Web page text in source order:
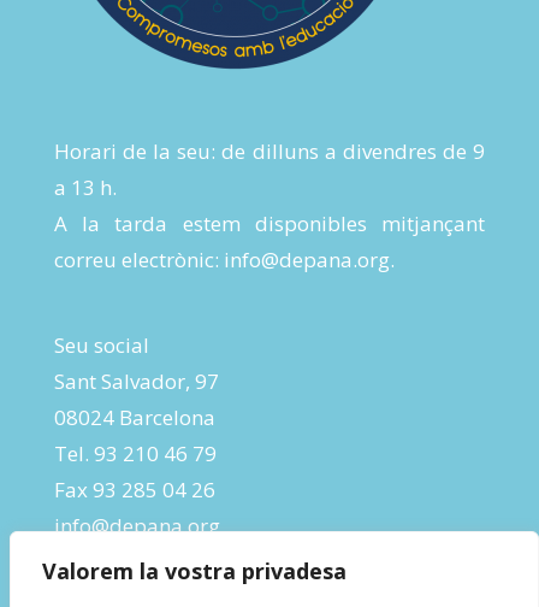
Valorem la vostra privadesa
Horari de la seu: de dilluns a divendres de 9
a 13 h.
A la tarda estem disponibles mitjançant
correu electrònic: info@depana.org.
Seu social
Sant Salvador, 97
08024 Barcelona
Tel. 93 210 46 79
Fax 93 285 04 26
info@depana.org